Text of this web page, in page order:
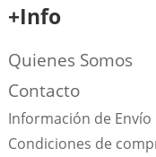
+Info
Quienes Somos
Contacto
Información de Envío
Condiciones de